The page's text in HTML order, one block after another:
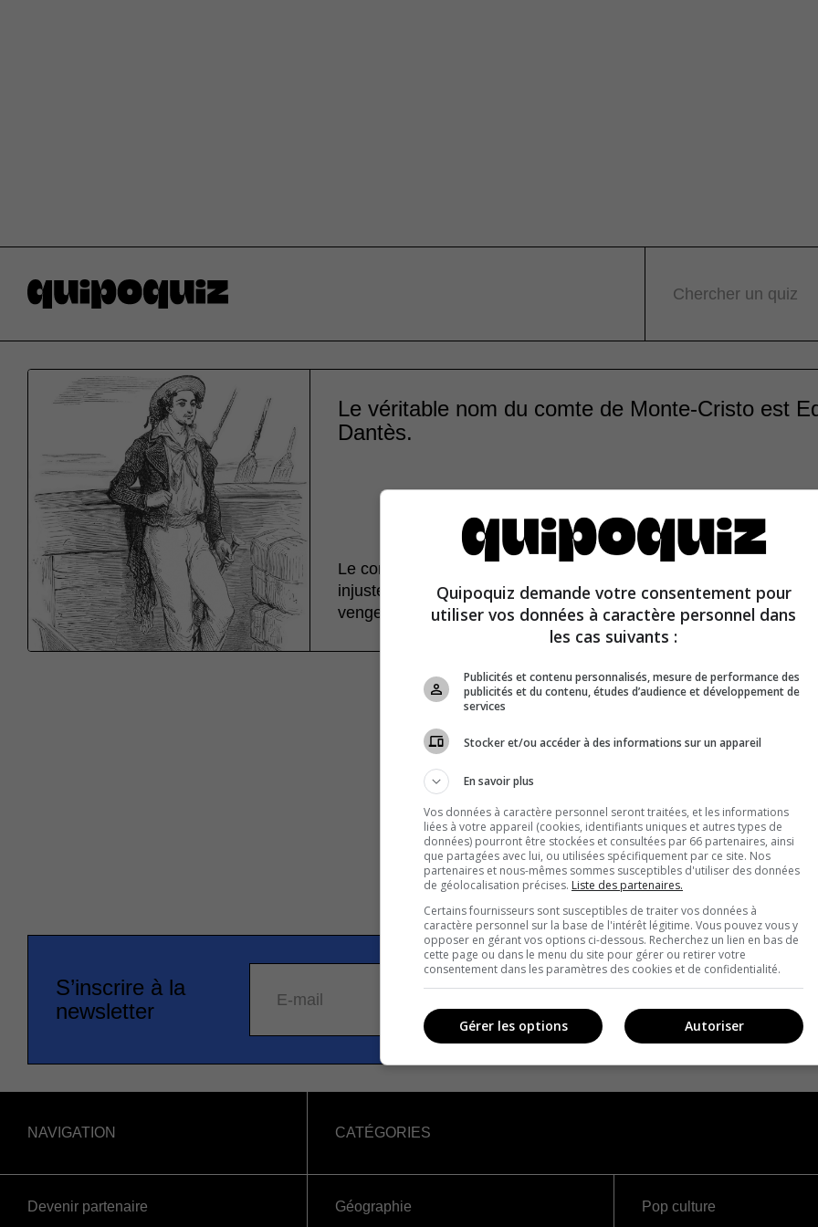
Chercher un quiz
Le véritable nom du comte de Monte-Cristo est
Dantès.
Le comte de Monte-Cristo est en réalité Edmond Dantès, un marin
injustement emprisonné qui se transforme en un riche comte avide
vengeance.
S’inscrire à la
newsletter
E-mail
NAVIGATION
Devenir partenaire
CATÉGORIES
Géographie
Pop culture
Quipoquiz demande votre consentement pour
utiliser vos données à caractère personnel dans
les cas suivants :
Publicités et contenu personnalisés, mesure de performance des
publicités et du contenu, études d’audience et développement de
services
Stocker et/ou accéder à des informations sur un appareil
En savoir plus
Vos données à caractère personnel seront traitées, et les informations
liées à votre appareil (cookies, identifiants uniques et autres types de
données) pourront être stockées et consultées par 66 partenaires, ainsi
que partagées avec lui, ou utilisées spécifiquement par ce site. Nos
partenaires et nous-mêmes sommes susceptibles d'utiliser des données
de géolocalisation précises. Liste des partenaires.
Certains fournisseurs sont susceptibles de traiter vos données à
caractère personnel sur la base de l'intérêt légitime. Vous pouvez vous y
opposer en gérant vos options ci-dessous. Recherchez un lien en bas de
cette page ou dans le menu du site pour gérer ou retirer votre
consentement dans les paramètres des cookies et de confidentialité.
Autoriser
Gérer les options